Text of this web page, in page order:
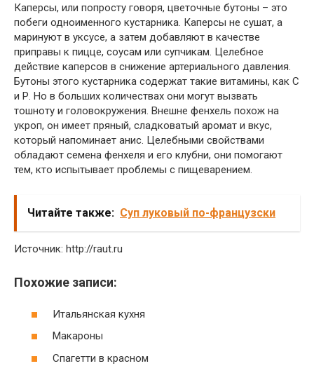
Каперсы, или попросту говоря, цветочные бутоны – это
побеги одноименного кустарника. Каперсы не сушат, а
маринуют в уксусе, а затем добавляют в качестве
приправы к пицце, соусам или супчикам. Целебное
действие каперсов в снижение артериального давления.
Бутоны этого кустарника содержат такие витамины, как С
и Р. Но в больших количествах они могут вызвать
тошноту и головокружения. Внешне фенхель похож на
укроп, он имеет пряный, сладковатый аромат и вкус,
который напоминает анис. Целебными свойствами
обладают семена фенхеля и его клубни, они помогают
тем, кто испытывает проблемы с пищеварением.
Читайте также: Суп луковый по-французски
Источник: http://raut.ru
Похожие записи:
Итальянская кухня
Макароны
Спагетти в красном